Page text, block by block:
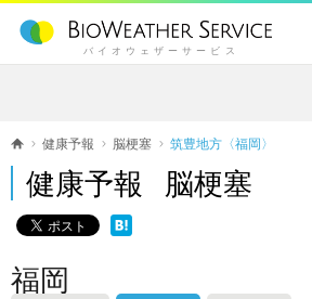
バイオウェザーサービス
健康予報 脳梗塞 筑豊地方〈福岡〉
健康予報 脳梗塞
福岡